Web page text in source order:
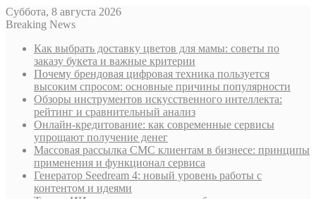
Суббота, 8 августа 2026
Breaking News
Как выбрать доставку цветов для мамы: советы по
заказу букета и важные критерии
Почему брендовая цифровая техника пользуется
высоким спросом: основные причины популярности
Обзоры инструментов искусственного интеллекта:
рейтинг и сравнительный анализ
Онлайн-кредитование: как современные сервисы
упрощают получение денег
Массовая рассылка СМС клиентам в бизнесе: принципы
применения и функционал сервиса
Генератор Seedream 4: новый уровень работы с
контентом и идеями